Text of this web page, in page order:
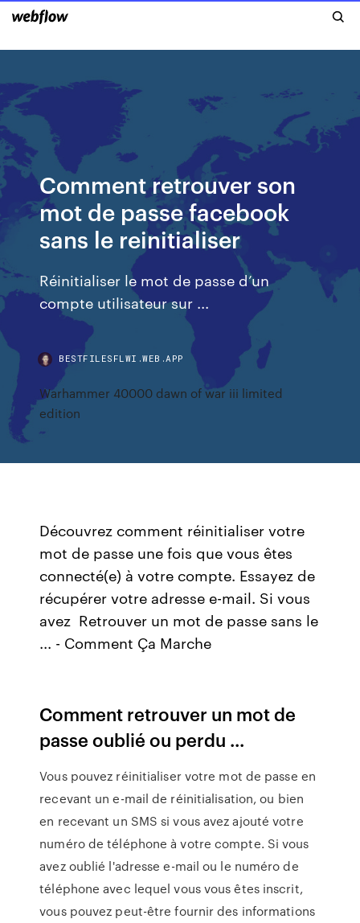
Comment retrouver son
mot de passe facebook
sans le reinitialiser
Réinitialiser le mot de passe d’un
compte utilisateur sur ...
BESTFILESFLWI.WEB.APP
Warhammer 40000 dawn of war iii limited
edition
Découvrez comment réinitialiser votre
mot de passe une fois que vous êtes
connecté(e) à votre compte. Essayez de
récupérer votre adresse e-mail. Si vous
avez Retrouver un mot de passe sans le
... - Comment Ça Marche
Comment retrouver un mot de
passe oublié ou perdu ...
Vous pouvez réinitialiser votre mot de passe en
recevant un e-mail de réinitialisation, ou bien
en recevant un SMS si vous avez ajouté votre
numéro de téléphone à votre compte. Si vous
avez oublié l'adresse e-mail ou le numéro de
téléphone avec lequel vous vous êtes inscrit,
vous pouvez peut-être fournir des informations